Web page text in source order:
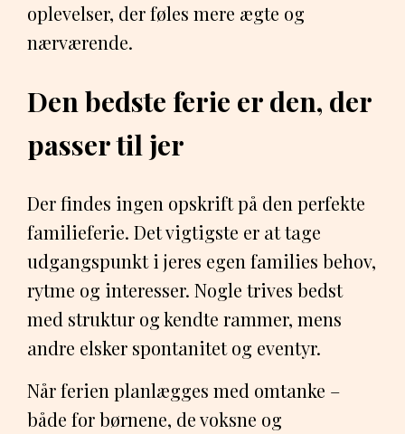
oplevelser, der føles mere ægte og
nærværende.
Den bedste ferie er den, der
passer til jer
Der findes ingen opskrift på den perfekte
familieferie. Det vigtigste er at tage
udgangspunkt i jeres egen families behov,
rytme og interesser. Nogle trives bedst
med struktur og kendte rammer, mens
andre elsker spontanitet og eventyr.
Når ferien planlægges med omtanke –
både for børnene, de voksne og